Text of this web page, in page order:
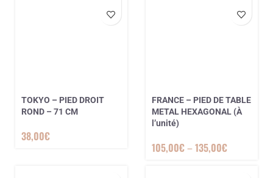
TOKYO – PIED DROIT
ROND – 71 CM
38,00€
FRANCE – PIED DE TABLE
METAL HEXAGONAL (À
l’unité)
105,00€–135,00€